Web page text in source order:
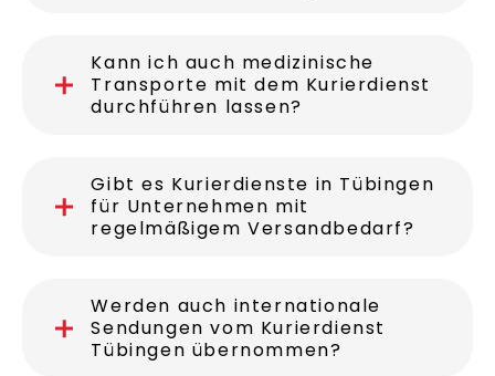
Kann ich auch medizinische
Transporte mit dem Kurierdienst
durchführen lassen?
Gibt es Kurierdienste in Tübingen
für Unternehmen mit
regelmäßigem Versandbedarf?
Werden auch internationale
Sendungen vom Kurierdienst
Tübingen übernommen?